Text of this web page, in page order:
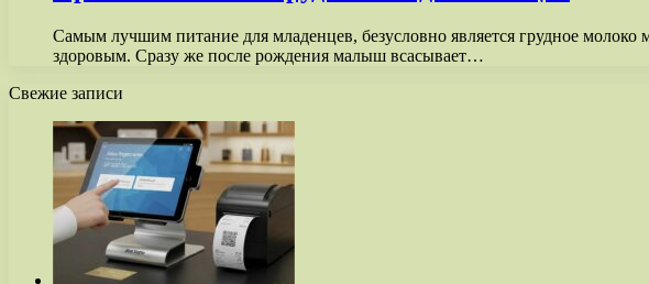
Самым лучшим питание для младенцев, безусловно является грудное
здоровым. Сразу же после рождения малыш всасывает…
Свежие записи